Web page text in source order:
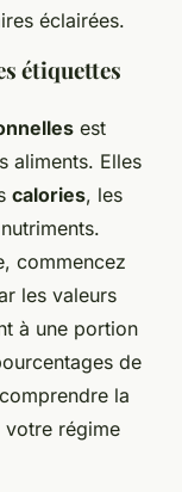
éclairées.
étiquettes
est
aliments. Elles
calories, les
commencez
les valeurs
à une portion
de
la
votre régime